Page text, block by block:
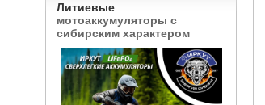
Литиевые
мотоаккумуляторы с
сибирским характером